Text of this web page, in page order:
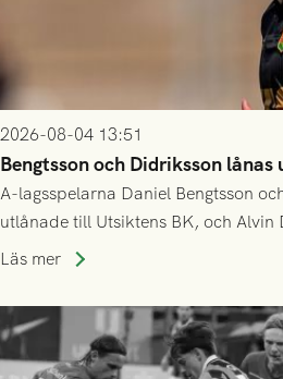
2026-08-04 13:51
Bengtsson och Didriksson lånas
A-lagsspelarna Daniel Bengtsson
utlånade till Utsiktens BK, och
speltid i Hestrafors genom
Läs mer